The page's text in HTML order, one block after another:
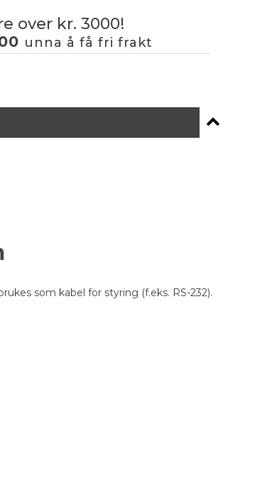
over kr. 3000!
unna å få fri frakt
som kabel for styring (f.eks. RS-232).